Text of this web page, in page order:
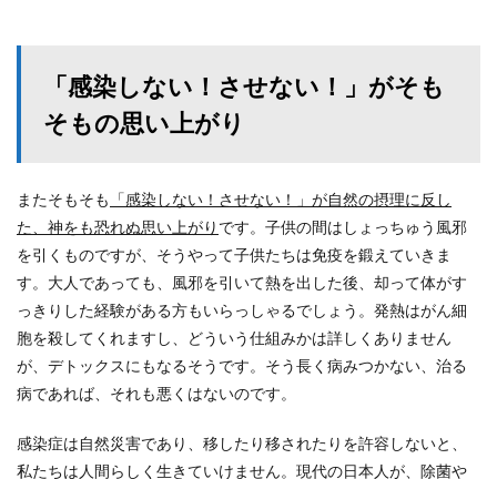
「感染しない！させない！」がそも
そもの思い上がり
またそもそも 「感染しない！させない！」が自然の摂理に反し
た、神をも恐れぬ思い上がり です。子供の間はしょっちゅう風邪
を引くものですが、そうやって子供たちは免疫を鍛えていきま
す。大人であっても、風邪を引いて熱を出した後、却って体がす
っきりした経験がある方もいらっしゃるでしょう。発熱はがん細
胞を殺してくれますし、どういう仕組みかは詳しくありません
が、デトックスにもなるそうです。そう長く病みつかない、治る
病であれば、それも悪くはないのです。
感染症は自然災害であり、移したり移されたりを許容しないと、
私たちは人間らしく生きていけません。現代の日本人が、除菌や